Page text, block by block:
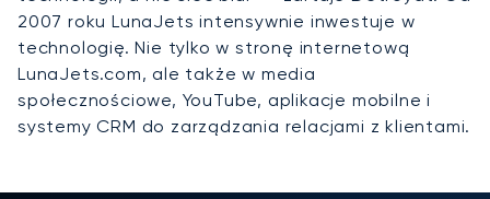
2007 roku LunaJets intensywnie inwestuje w
technologię. Nie tylko w stronę internetową
LunaJets.com, ale także w media
społecznościowe, YouTube, aplikacje mobilne i
systemy CRM do zarządzania relacjami z klientami.